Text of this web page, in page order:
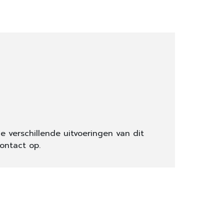
verschillende uitvoeringen van dit
op.